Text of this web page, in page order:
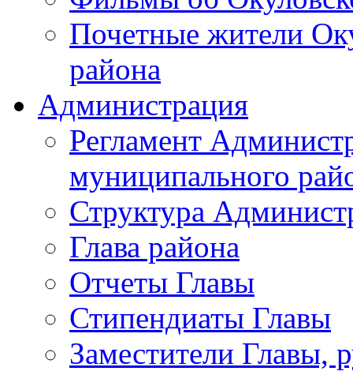
Почетные жители
района
Администрация
Регламент
муниципального
Структура
Глава района
Отчеты Главы
Стипендиаты Главы
Заместители Главы,